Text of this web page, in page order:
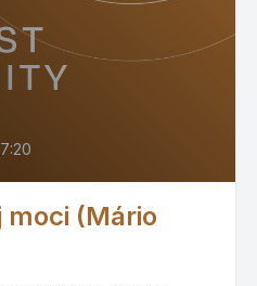
moci (Mário